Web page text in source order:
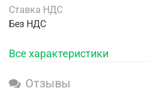
Ставка НДС
Без НДС
Все характеристики
Отзывы